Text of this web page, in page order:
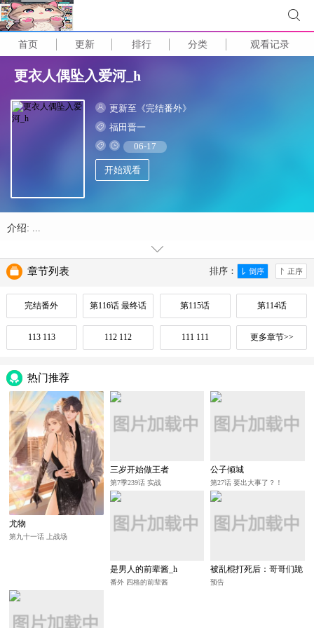
首页 更新 排行 分类 观看记录
更衣人偶坠入爱河_h
更新至《完结番外》
福田晋一
06-17
开始观看
介绍: ...
排序：
章节列表
完结番外 第116话 最终话 第115话 第114话
113 113 112 112 111 111 更多章节>>
热门推荐
尤物
第九十一话 上战场
三岁开始做王者
第7季239话 实战
公子倾城
第27话 要出大事了？！
是男人的前辈酱_h
番外 四格的前辈酱
被乱棍打死后：哥哥们跪
求我原谅
预告